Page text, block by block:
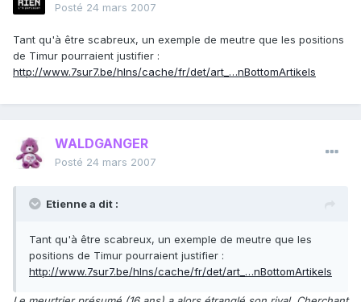
Posté 24 mars 2007
Tant qu'à être scabreux, un exemple de meutre que les positions
de Timur pourraient justifier :
http://www.7sur7.be/hlns/cache/fr/det/art_…nBottomArtikels
WALDGANGER
Posté 24 mars 2007
Etienne a dit :
Tant qu'à être scabreux, un exemple de meutre que les
positions de Timur pourraient justifier :
http://www.7sur7.be/hlns/cache/fr/det/art_…nBottomArtikels